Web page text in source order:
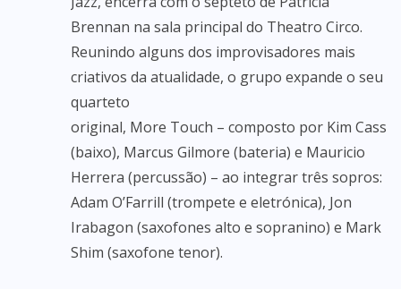
Brennan na sala principal do Theatro Circo.
Reunindo alguns dos improvisadores mais
criativos da atualidade, o grupo expande o seu
quarteto
original, More Touch – composto por Kim Cass
(baixo), Marcus Gilmore (bateria) e Mauricio
Herrera (percussão) – ao integrar três sopros:
Adam O’Farrill (trompete e eletrónica), Jon
Irabagon (saxofones alto e sopranino) e Mark
Shim (saxofone tenor).